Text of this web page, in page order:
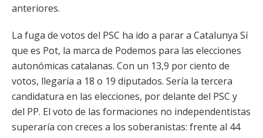
anteriores.
La fuga de votos del PSC ha ido a parar a Catalunya Sí
que es Pot, la marca de Podemos para las elecciones
autonómicas catalanas. Con un 13,9 por ciento de
votos, llegaría a 18 o 19 diputados. Sería la tercera
candidatura en las elecciones, por delante del PSC y
del PP. El voto de las formaciones no independentistas
superaría con creces a los soberanistas: frente al 44